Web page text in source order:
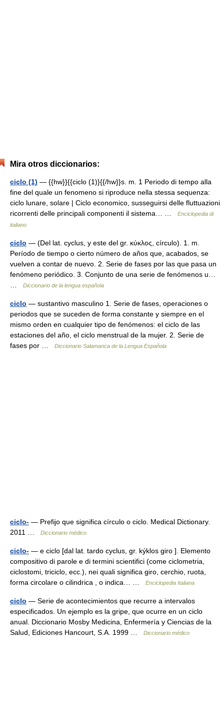
Mira otros diccionarios:
ciclo (1) — {{hw}}{{ciclo (1)}{{/hw}}s. m. 1 Periodo di tempo alla
fine del quale un fenomeno si riproduce nella stessa sequenza:
ciclo lunare, solare | Ciclo economico, susseguirsi delle fluttuazioni
ricorrenti delle principali componenti il sistema… …
Enciclopedia di
italiano
ciclo — (Del lat. cyclus, y este del gr. κύκλος, círculo). 1. m.
Período de tiempo o cierto número de años que, acabados, se
vuelven a contar de nuevo. 2. Serie de fases por las que pasa un
fenómeno periódico. 3. Conjunto de una serie de fenómenos u…
Diccionario de la lengua española
ciclo — sustantivo masculino 1. Serie de fases, operaciones o
periodos que se suceden de forma constante y siempre en el
mismo orden en cualquier tipo de fenómenos: el ciclo de las
estaciones del año, el ciclo menstrual de la mujer. 2. Serie de
fases por …
Diccionario Salamanca de la Lengua Española
ciclo- — Prefijo que significa círculo o ciclo. Medical Dictionary.
2011 …
Diccionario médico
ciclo- — e ciclo [dal lat. tardo cyclus, gr. kýklos giro ]. Elemento
compositivo di parole e di termini scientifici (come ciclometria,
ciclostomi, triciclo, ecc.), nei quali significa giro, cerchio, ruota,
forma circolare o cilindrica , o indica… …
Enciclopedia Italiana
ciclo — Serie de acontecimientos que recurre a intervalos
especificados. Un ejemplo es la gripe, que ocurre en un ciclo
anual. Diccionario Mosby Medicina, Enfermería y Ciencias de la
Salud, Ediciones Hancourt, S.A. 1999 …
Diccionario médico